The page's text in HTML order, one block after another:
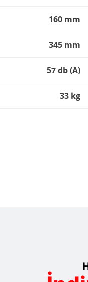
160 mm
345 mm
57 db (A)
33 kg